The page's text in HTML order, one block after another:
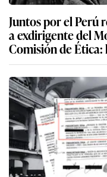
Juntos por el Perú
a exdirigente del
Comisión de Ética: